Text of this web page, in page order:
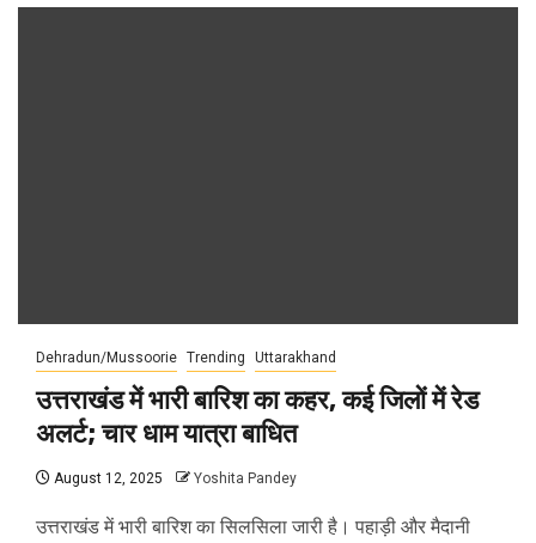
Dehradun/Mussoorie Trending Uttarakhand
उत्तराखंड में भारी बारिश का कहर, कई जिलों में रेड
अलर्ट; चार धाम यात्रा बाधित
August 12, 2025 Yoshita Pandey
उत्तराखंड में भारी बारिश का सिलसिला जारी है। पहाड़ी और मैदानी